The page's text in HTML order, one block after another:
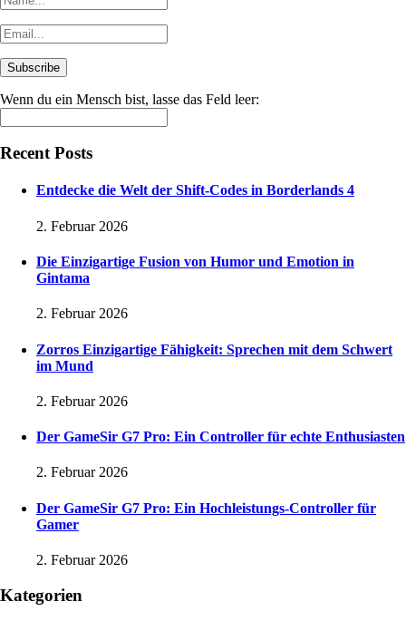
Wenn du ein Mensch bist, lasse das Feld leer:
Recent Posts
Entdecke die Welt der Shift-Codes in Borderlands 4
2. Februar 2026
Die Einzigartige Fusion von Humor und Emotion in
Gintama
2. Februar 2026
Zorros Einzigartige Fähigkeit: Sprechen mit dem Schwert
im Mund
2. Februar 2026
Der GameSir G7 Pro: Ein Controller für echte Enthusiasten
2. Februar 2026
Der GameSir G7 Pro: Ein Hochleistungs-Controller für
Gamer
2. Februar 2026
Kategorien